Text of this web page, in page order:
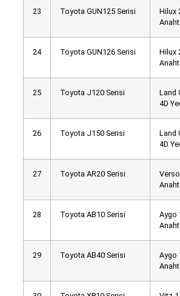
23 Toyota GUN125 Serisi
Hilux
24 Toyota GUN126 Serisi
Hilux
25 Toyota J120 Serisi
Land
4D
26 Toyota J150 Serisi
Land
4D
27 Toyota AR20 Serisi
28 Toyota AB10 Serisi
Aygo
29 Toyota AB40 Serisi
Aygo